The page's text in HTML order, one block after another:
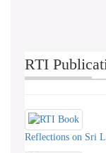
RTI
Reflections on Sri